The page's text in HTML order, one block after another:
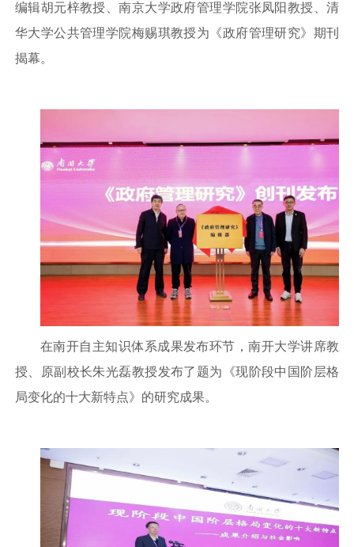
编辑胡元梓教授、南京大学政府管理学院张凤阳教授、清
华大学公共管理学院梅赐琪教授为《政府管理研究》期刊
揭幕。
在南开自主知识体系成果发布环节，南开大学讲席教
授、原副校长朱光磊教授发布了题为《现阶段中国阶层格
局变化的十大新特点》的研究成果。